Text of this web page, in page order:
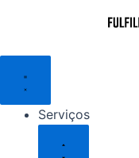
Serviços